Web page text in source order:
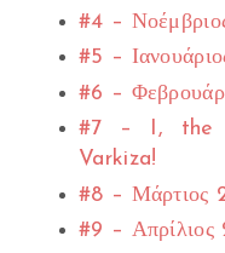
#4 –
#5 –
#6 –
#7 – I, the
Varkiza!
#8 – Μάρτιος
#9 – Απρίλιος